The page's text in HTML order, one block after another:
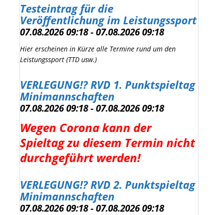
Testeintrag für die
Veröffentlichung im Leistungssport
07.08.2026 09:18 - 07.08.2026 09:18
Hier erscheinen in Kürze alle Termine rund um den
Leistungssport (TTD usw.)
VERLEGUNG!? RVD 1. Punktspieltag
Minimannschaften
07.08.2026 09:18 - 07.08.2026 09:18
Wegen Corona kann der
Spieltag zu diesem Termin nicht
durchgeführt werden!
VERLEGUNG!? RVD 2. Punktspieltag
Minimannschaften
07.08.2026 09:18 - 07.08.2026 09:18